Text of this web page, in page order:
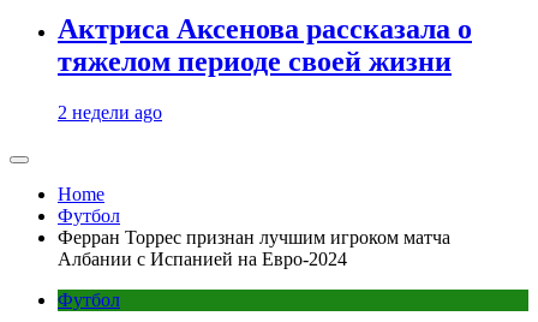
Актриса Аксенова рассказала о
тяжелом периоде своей жизни
2 недели ago
Home
Футбол
Ферран Торрес признан лучшим игроком матча
Албании с Испанией на Евро-2024
Футбол